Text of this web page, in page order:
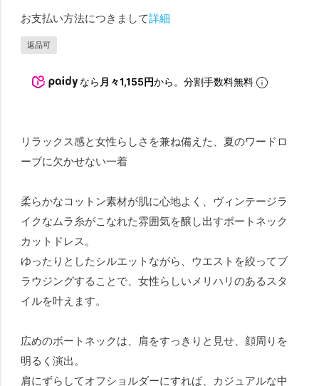
お支払い方法につきまして詳細
返品可
なら 月々1,155円から。分割手数料無料
リラックス感と女性らしさを兼ね備えた、夏のワードロ
ーブに欠かせない一着
柔らかなコットン素材が肌に心地よく、ヴィンテージラ
イクなムラ糸がこなれた雰囲気を醸し出すボートネック
カットドレス。
ゆったりとしたシルエットながら、ウエストを絞ってブ
ラウジングすることで、女性らしいメリハリのあるスタ
イルを叶えます。
広めのボートネックは、肩をすっきりと見せ、顔周りを
明るく演出。
肩にずらしてオフショルダーにすれば、カジュアルな中